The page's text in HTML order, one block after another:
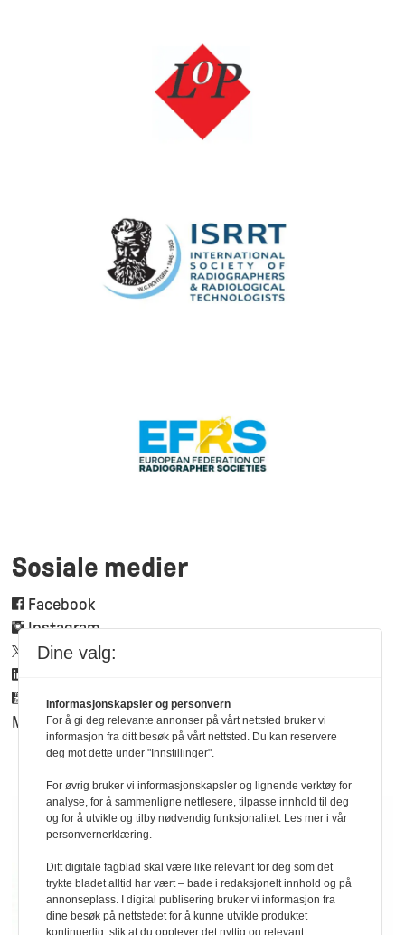
Sosiale medier
Facebook
Instagram
Twitter
Youtube
Mynewsdesk
Dine valg:
Informasjonskapsler og personvern
For å gi deg relevante annonser på vårt nettsted bruker vi
informasjon fra ditt besøk på vårt nettsted. Du kan reservere
deg mot dette under "Innstillinger".
For øvrig bruker vi informasjonskapsler og lignende verktøy for
analyse, for å sammenligne nettlesere, tilpasse innhold til deg
og for å utvikle og tilby nødvendig funksjonalitet. Les mer i vår
personvernerklæring.
Ditt digitale fagblad skal være like relevant for deg som det
trykte bladet alltid har vært – bade i redaksjonelt innhold og på
annonseplass. I digital publisering bruker vi informasjon fra
dine besøk på nettstedet for å kunne utvikle produktet
kontinuerlig, slik at du opplever det nyttig og relevant.